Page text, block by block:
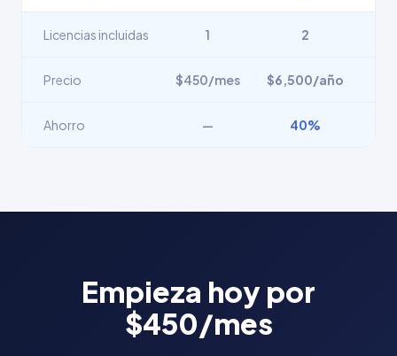
Licencias incluidas 1 2
Precio $450/mes $6,500/año
Ahorro — 40%
Empieza hoy por
$450/mes